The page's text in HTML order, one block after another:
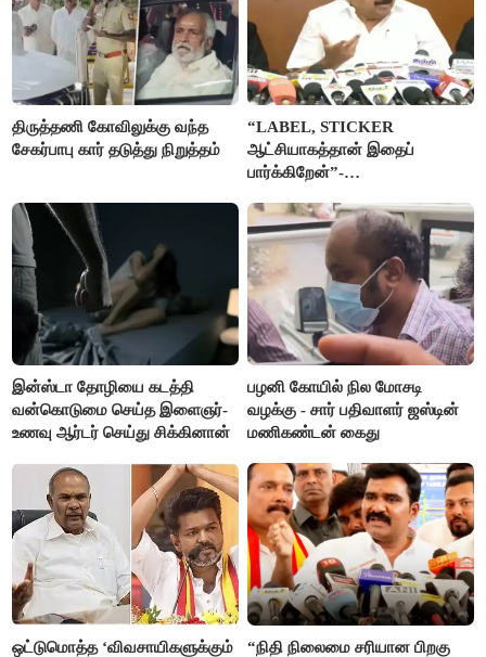
திருத்தணி கோவிலுக்கு வந்த
சேகர்பாபு கார் தடுத்து நிறுத்தம்
“LABEL, STICKER
ஆட்சியாகத்தான் இதைப்
பார்க்கிறேன்”-
இன்ஸ்டா தோழியை கடத்தி
வன்கொடுமை செய்த இளைஞர்-
உணவு ஆர்டர் செய்து சிக்கினான்
பழனி கோயில் நில மோசடி
வழக்கு - சார் பதிவாளர் ஜஸ்டின்
மணிகண்டன் கைது
ஒட்டுமொத்த ‘விவசாயிகளுக்கும்
“நிதி நிலைமை சரியான பிறகு